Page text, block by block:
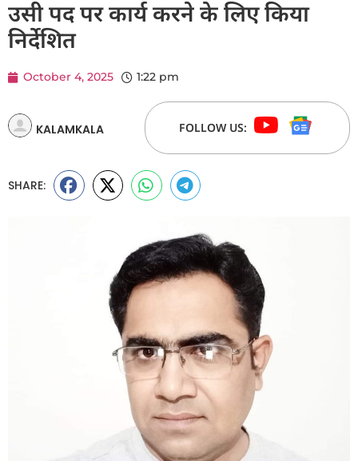
उसी पद पर कार्य करने के लिए किया
निर्देशित
October 4, 2025 1:22 pm
KALAMKALA FOLLOW US:
SHARE: